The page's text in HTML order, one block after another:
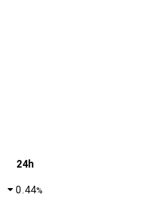
24h
0.44%